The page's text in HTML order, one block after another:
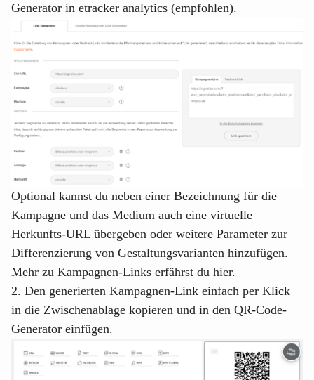
Generator in etracker analytics (empfohlen).
Optional kannst du neben einer Bezeichnung für die
Kampagne und das Medium auch eine virtuelle
Herkunfts-URL übergeben oder weitere Parameter zur
Differenzierung von Gestaltungsvarianten hinzufügen.
Mehr zu Kampagnen-Links erfährst du hier.
2. Den generierten Kampagnen-Link einfach per Klick
in die Zwischenablage kopieren und in den QR-Code-
Generator einfügen.